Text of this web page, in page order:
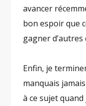
avancer
bon espoir que
gagner
Enfin, je
manquais
à ce sujet quand